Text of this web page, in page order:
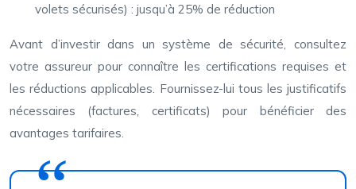
volets sécurisés) : jusqu’à 25% de réduction
Avant d’investir dans un système de sécurité, consultez
votre assureur pour connaître les certifications requises et
les réductions applicables. Fournissez-lui tous les justificatifs
nécessaires (factures, certificats) pour bénéficier des
avantages tarifaires.